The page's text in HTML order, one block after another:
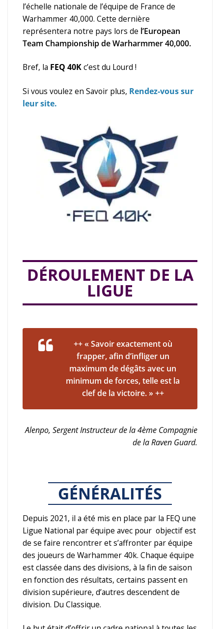
l’échelle nationale de l’équipe de France de
Warhammer 40,000. Cette dernière
représentera notre pays lors de l’European
Team Championship de Warharmmer 40,000.
Bref, la FEQ 40Kc’est du Lourd !
Si vous voulez en Savoir plus, Rendez-vous sur
leur site.
DÉROULEMENT DE LA
LIGUE
++ « Savoir exactement où
frapper, afin d’infliger un
maximum de dégâts avec un
minimum de forces, telle est la
clef de la victoire. » ++
Alenpo, Sergent Instructeur de la 4ème Compagnie
de la Raven Guard.
GÉNÉRALITÉS
Depuis 2021, il a été mis en place par la FEQ une
Ligue National par équipe avec pour objectif est
de se faire rencontrer et s’affronter par équipe
des joueurs de Warhammer 40k. Chaque équipe
est classée dans des divisions, à la fin de saison
en fonction des résultats, certains passent en
division supérieure, d’autres descendent de
division. Du Classique.